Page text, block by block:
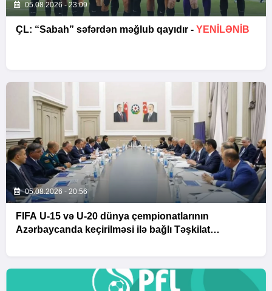
05.08.2026 - 23:09
ÇL: “Sabah” səfərdən məğlub qayıdır - YENİLƏNİB
05.08.2026 - 20:56
FIFA U-15 və U-20 dünya çempionatlarının
Azərbaycanda keçirilməsi ilə bağlı Təşkilat